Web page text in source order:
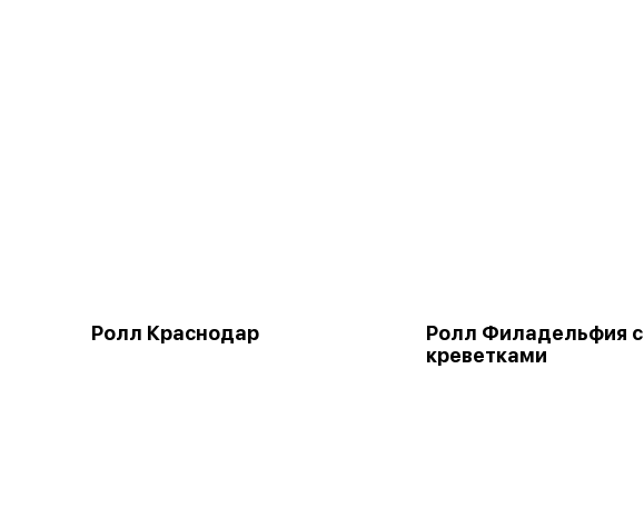
Ролл Краснодар
Ролл Филадельфия с
креветками